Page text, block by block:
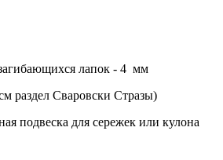
лапок - 4 мм
раздел Сваровски Стразы)
подвеска для сережек или кулона